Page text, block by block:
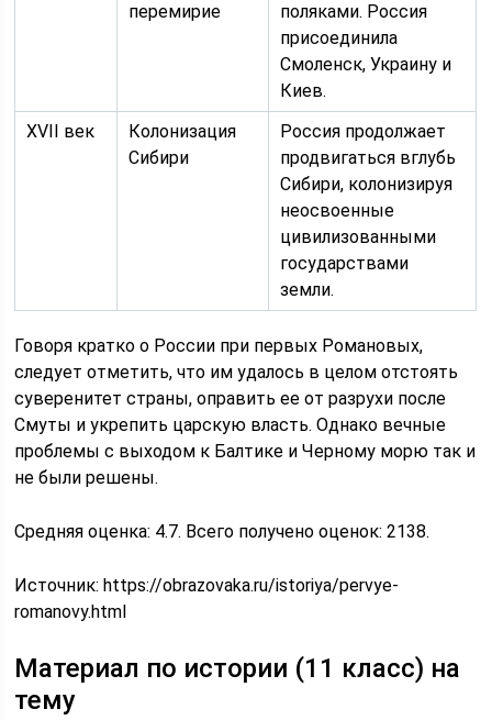
перемирие
поляками. Россия
присоединила
Смоленск, Украину и
Киев.
XVII век
Колонизация
Сибири
Россия продолжает
продвигаться вглубь
Сибири, колонизируя
неосвоенные
цивилизованными
государствами
земли.
Говоря кратко о России при первых Романовых,
следует отметить, что им удалось в целом отстоять
суверенитет страны, оправить ее от разрухи после
Смуты и укрепить царскую власть. Однако вечные
проблемы с выходом к Балтике и Черному морю так и
не были решены.
Средняя оценка: 4.7. Всего получено оценок: 2138.
Источник:https://obrazovaka.ru/istoriya/pervye-
romanovy.html
Материал по истории (11 класс) на
тему